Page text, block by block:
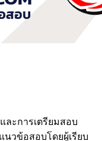
ละการเตรียมสอบ
นวข้อสอบโดยผู้เรียบ